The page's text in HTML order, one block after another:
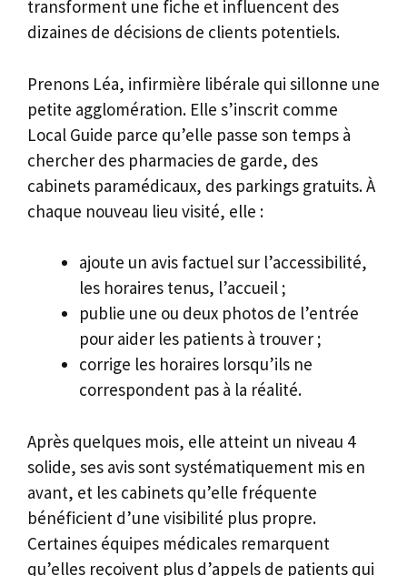
transforment une fiche et influencent des
dizaines de décisions de clients potentiels.
Prenons Léa, infirmière libérale qui sillonne une
petite agglomération. Elle s’inscrit comme
Local Guide parce qu’elle passe son temps à
chercher des pharmacies de garde, des
cabinets paramédicaux, des parkings gratuits. À
chaque nouveau lieu visité, elle :
ajoute un avis factuel sur l’accessibilité,
les horaires tenus, l’accueil ;
publie une ou deux photos de l’entrée
pour aider les patients à trouver ;
corrige les horaires lorsqu’ils ne
correspondent pas à la réalité.
Après quelques mois, elle atteint un niveau 4
solide, ses avis sont systématiquement mis en
avant, et les cabinets qu’elle fréquente
bénéficient d’une visibilité plus propre.
Certaines équipes médicales remarquent
qu’elles reçoivent plus d’appels de patients qui